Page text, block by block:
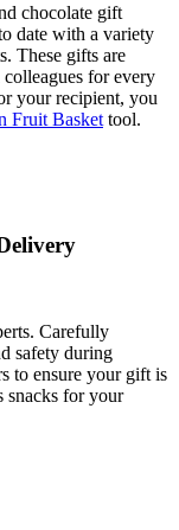
chocolate gift
date with a variety
These gifts are
for every
your recipient, you
Fruit Basket tool.
Carefully
safety during
to ensure your gift is
snacks for your